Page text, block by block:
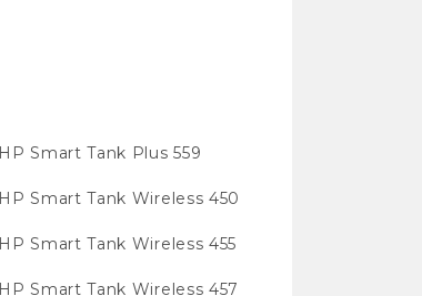
HP Smart Tank Plus 559
HP Smart Tank Wireless 450
HP Smart Tank Wireless 455
HP Smart Tank Wireless 457